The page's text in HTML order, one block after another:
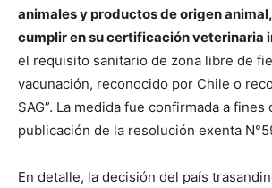
animales y productos de origen
cumplir en su certificación veterinaria
el requisito sanitario de zona libre de
vacunación, reconocido por Chile o
SAG”. La medida fue confirmada a
publicación de la resolución exenta
En detalle, la decisión del país